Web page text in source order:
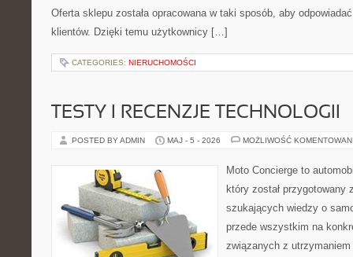
Oferta sklepu została opracowana w taki sposób, aby
klientów. Dzięki temu użytkownicy […]
CATEGORIES: NIERUCHOMOŚCI
TESTY I RECENZJE TECHNOLOGII
POSTED BY ADMIN MAJ - 5 - 2026 MOŻLIWOŚĆ
Moto Concierge to
który został przygotowany
szukających wiedzy o
przede wszystkim na
związanych z utrzymaniem